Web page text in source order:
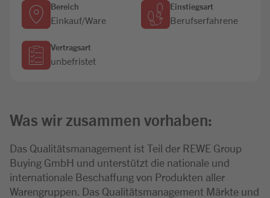
Bereich
Einkauf/Ware
Einstiegsart
Berufserfahrene
Vertragsart
unbefristet
Was wir zusammen vorhaben:
Das Qualitätsmanagement ist Teil der REWE Group
Buying GmbH und unterstützt die nationale und
internationale Beschaffung von Produkten aller
Warengruppen. Das Qualitätsmanagement Märkte und